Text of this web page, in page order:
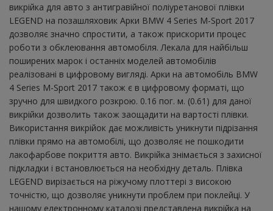
викрійка для авто з антигравійної поліуретанової плівки
LEGEND на позашляховик Арки BMW 4 Series M-Sport 2017
дозволяє значно спростити, а також прискорити процес
роботи з обклеювання автомобіля. Лекала для найбільш
поширених марок і останніх моделей автомобілів
реалізовані в цифровому вигляді. Арки на автомобіль BMW
4 Series M-Sport 2017 також є в цифровому форматі, що
зручно для швидкого розкрою. 0.16 пог. м. (0.61) для даної
викрійки дозволить також заощадити на вартості плівки.
Використання викрійок дає можливість уникнути підрізання
плівки прямо на автомобілі, що дозволяє не пошкодити
лакофарбове покриття авто. Викрійка знімається з захисної
підкладки і встановлюється на необхідну деталь. Плівка
LEGEND вирізається на ріжучому плоттері з високою
точністю, що дозволяє уникнути проблем при поклейці. У
нашому електронному каталозі представлена ​​викрійка на